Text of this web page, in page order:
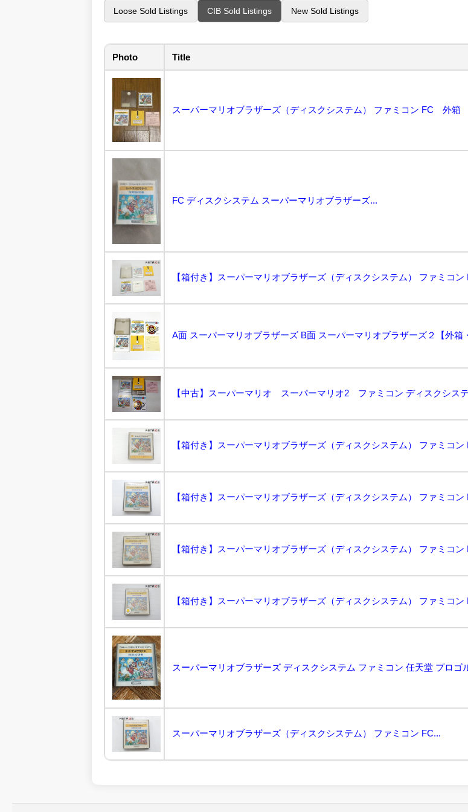
Loose Sold Listings CIB Sold Listings New Sold Listings
Photo Title
FC ディスクシステム スーパーマリオブラザーズ...
【箱付き】スーパーマリオブラザーズ（ディスクシステム） ファミコン
【中古】スーパーマリオ スーパーマリオ2 ファミコン ディスクシス
【箱付き】スーパーマリオブラザーズ（ディスクシステム） ファミコン
【箱付き】スーパーマリオブラザーズ（ディスクシステム） ファミコン
【箱付き】スーパーマリオブラザーズ（ディスクシステム） ファミコン
【箱付き】スーパーマリオブラザーズ（ディスクシステム） ファミコン
スーパーマリオブラザーズ（ディスクシステム） ファミコン FC...